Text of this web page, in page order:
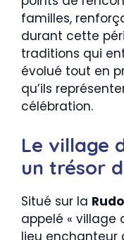
familles,
durant cette
traditions qui
évolué tout en
qu’ils
célébration.
Le village
un trésor
Situé sur la
appelé « village
lieu enchanteur